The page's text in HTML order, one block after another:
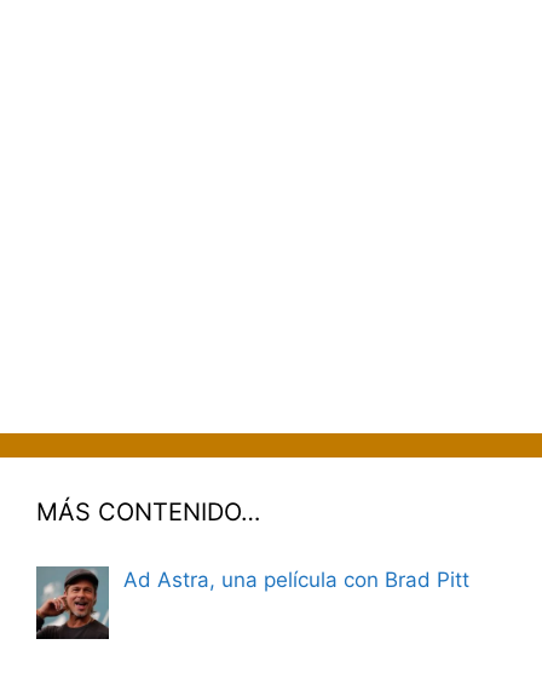
MÁS CONTENIDO…
Ad Astra, una película con Brad Pitt